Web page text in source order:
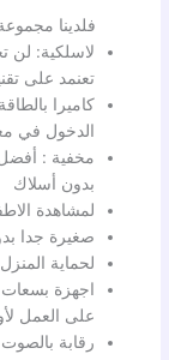
فلدينا
لاسلكية: لن
تعنمد على
كاميرا
الدخول في
مخفية : أفضل
بدون أسلاك
لمشاهدة
صغيرة جدا
لحماية
اجهزة بسعات
على العمل
رقابة